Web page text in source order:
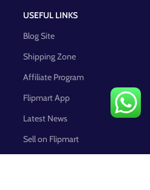
USEFUL LINKS
Blog Site
Shipping Zone
Affiliate Program
Flipmart App
Latest News
Sell on Flipmart